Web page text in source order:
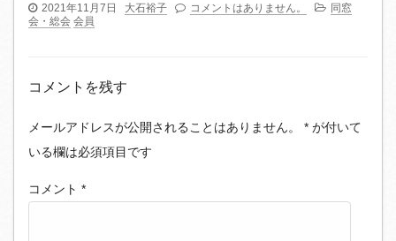
2021年11月7日 大石裕子 コメントはありません。
同窓
会・総会 会員
コメントを残す
メールアドレスが公開されることはありません。 * が付いて
いる欄は必須項目です
コメント *